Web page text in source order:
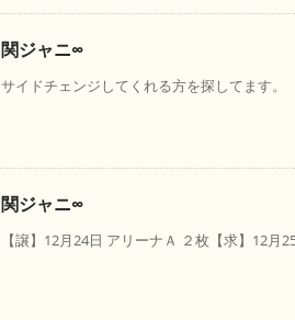
関ジャニ∞
サイドチェンジしてくれる方を探してます
関ジャニ∞
【譲】12月24日 アリーナＡ ２枚【求】12月